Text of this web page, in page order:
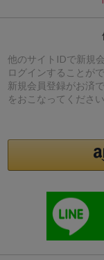
他のサイトIDで新規
ログインすることがで
新規会員登録がお済
をおこなってください